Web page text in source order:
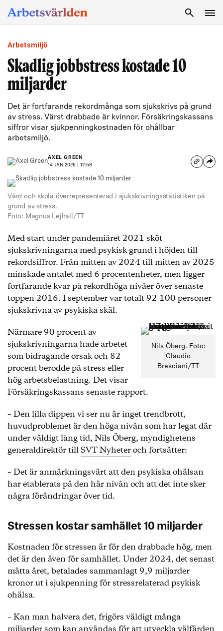
Arbetsmiljö
Skadlig jobbstress kostade 10
miljarder
Det är fortfarande rekordmånga som sjukskrivs på grund
av stress. Värst drabbade är kvinnor. Försäkringskassans
siffror visar sjukpenningkostnaden för ohållbar
arbetsmiljö.
AXEL GREEN
14 JAN 2026 | 12:58
Vård och skola överrepresenterad i sjukskrivningsstatistiken på
grund av stress.
Foto: Magnus Lejhall/TT
Med start under pandemiåret 2021 sköt
sjukskrivningarna med psykisk grund i höjden till
rekordsiffror. Från mitten av 2024 till mitten av 2025
minskade antalet med 6 procentenheter, men ligger
fortfarande kvar på rekordhöga nivåer över senaste
toppen 2016. I september var totalt 92 100 personer
sjukskrivna av psykiska skäl.
Nils Öberg. Foto:
Claudio
Bresciani/TT
Närmare 90 procent av
sjukskrivningarna hade arbetet
som bidragande orsak och 82
procent berodde på stress eller
hög arbetsbelastning. Det visar
Försäkringskassans senaste rapport.
– Den lilla dippen vi ser nu är inget trendbrott,
huvudproblemet är den höga nivån som har legat där
under väldigt lång tid, Nils Öberg, myndighetens
generaldirektör tillSVT Nyheteroch fortsätter:
– Det är anmärkningsvärt att den psykiska ohälsan
har etablerats på den här nivån och att det inte sker
några förändringar över tid.
Stressen kostar samhället 10 miljarder
Kostnaden för stressen är för den drabbade hög, men
det är den även för samhället. Under 2024, det senast
mätta året, betalades sammanlagt 9,9 miljarder
kronor ut i sjukpenning för stressrelaterad psykisk
ohälsa.
– Kan man halvera det, frigörs väldigt många